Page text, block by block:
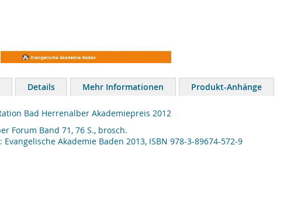
Details Mehr Informationen Produkt-Anhänge
Bad Herrenalber Akademiepreis 2012
Forum Band 71, 76 S., brosch.
Evangelische Akademie Baden 2013, ISBN 978-3-89674-572-9